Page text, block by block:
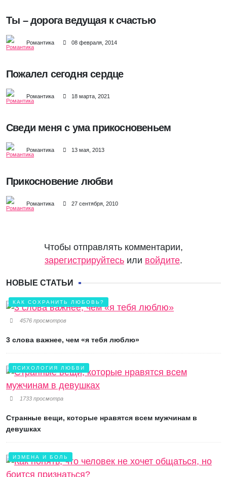
Ты – дорога ведущая к счастью
Романтика 08 февраля, 2014
Пожалел сегодня сердце
Романтика 18 марта, 2021
Сведи меня с ума прикосновеньем
Романтика 13 мая, 2013
Прикосновение любви
Романтика 27 сентября, 2010
Чтобы отправлять комментарии,
зарегистрируйтесь или войдите.
НОВЫЕ СТАТЬИ
КАК СОХРАНИТЬ ЛЮБОВЬ?
4576 просмотров
3 слова важнее, чем «я тебя люблю»
ПСИХОЛОГИЯ ЛЮБВИ
1733 просмотра
Странные вещи, которые нравятся всем мужчинам в
девушках
ИЗМЕНА И БОЛЬ